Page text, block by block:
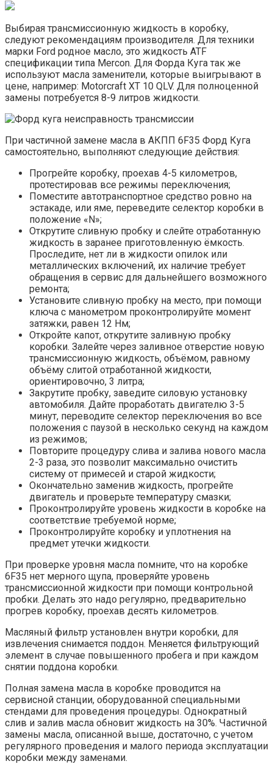
Выбирая трансмиссионную жидкость в коробку,
следуют рекомендациям производителя. Для техники
марки Ford родное масло, это жидкость ATF
спецификации типа Mercon. Для Форда Куга так же
используют масла заменители, которые выигрывают в
цене, например: Motorcraft XT 10 QLV. Для полноценной
замены потребуется 8-9 литров жидкости.
При частичной замене масла в АКПП 6F35 Форд Куга
самостоятельно, выполняют следующие действия:
Прогрейте коробку, проехав 4-5 километров,
протестировав все режимы переключения;
Поместите автотранспортное средство ровно на
эстакаде, или яме, переведите селектор коробки в
положение «N»;
Открутите сливную пробку и слейте отработанную
жидкость в заранее приготовленную ёмкость.
Проследите, нет ли в жидкости опилок или
металлических включений, их наличие требует
обращения в сервис для дальнейшего возможного
ремонта;
Установите сливную пробку на место, при помощи
ключа с манометром проконтролируйте момент
затяжки, равен 12 Нм;
Откройте капот, открутите заливную пробку
коробки. Залейте через заливное отверстие новую
трансмиссионную жидкость, объёмом, равному
объёму слитой отработанной жидкости,
ориентировочно, 3 литра;
Закрутите пробку, заведите силовую установку
автомобиля. Дайте проработать двигателю 3-5
минут, переводите селектор переключения во все
положения с паузой в несколько секунд на каждом
из режимов;
Повторите процедуру слива и залива нового масла
2-3 раза, это позволит максимально очистить
систему от примесей и старой жидкости;
Окончательно заменив жидкость, прогрейте
двигатель и проверьте температуру смазки;
Проконтролируйте уровень жидкости в коробке на
соответствие требуемой норме;
Проконтролируйте коробку и уплотнения на
предмет утечки жидкости.
При проверке уровня масла помните, что на коробке
6F35 нет мерного щупа, проверяйте уровень
трансмиссионной жидкости при помощи контрольной
пробки. Делать это надо регулярно, предварительно
прогрев коробку, проехав десять километров.
Масляный фильтр установлен внутри коробки, для
извлечения снимается поддон. Меняется фильтрующий
элемент в случае повышенного пробега и при каждом
снятии поддона коробки.
Полная замена масла в коробке проводится на
сервисной станции, оборудованной специальными
стендами для проведения процедуры. Однократный
слив и залив масла обновит жидкость на 30%. Частичной
замены масла, описанной выше, достаточно, с учетом
регулярного проведения и малого периода эксплуатации
коробки между заменами.